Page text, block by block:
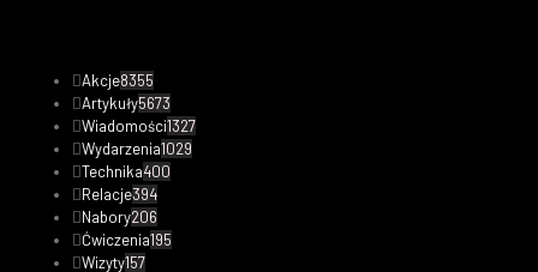
Akcje8355
Artykuły5673
Wiadomości1327
Wydarzenia1029
Technika400
Relacje394
Nabory206
Ćwiczenia195
Wizyty157